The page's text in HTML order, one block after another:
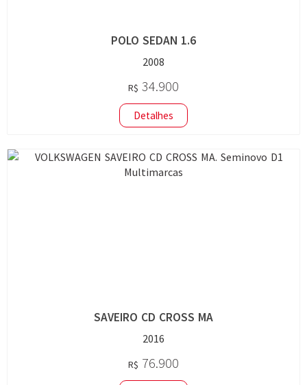
POLO SEDAN 1.6
2008
R$ 34.900
Detalhes
SAVEIRO CD CROSS MA
2016
R$ 76.900